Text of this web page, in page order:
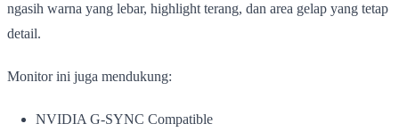
ngasih warna yang lebar, highlight terang, dan area gelap yang tetap
detail.
Monitor ini juga mendukung:
NVIDIA G-SYNC Compatible